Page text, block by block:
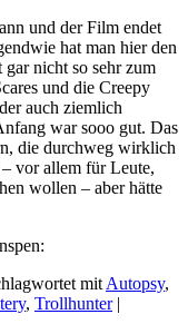
und der Film endet
hat man hier den
gar nicht so sehr zum
und die Creepy
auch ziemlich
war sooo gut. Das
die durchweg wirklich
vor allem für Leute,
wollen – aber hätte
mit Autopsy,
, Trollhunter |